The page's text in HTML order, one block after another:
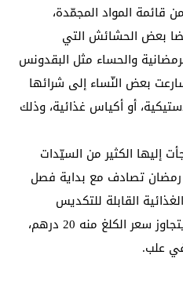
قائمة المواد المجمّدة،
بعض الحشائش التي
والحساء مثل البقدونس
بعض النّساء إلى شرائها
أو أكياس غذائية، وذلك
إليها الكثير من السيّدات
رمضان تصادف مع بداية فصل
القابلة للتكديس
بتجميدها أيضا، الحمص الذي يتجاوز سعر الكلغ منه 20 درهم،
علب.